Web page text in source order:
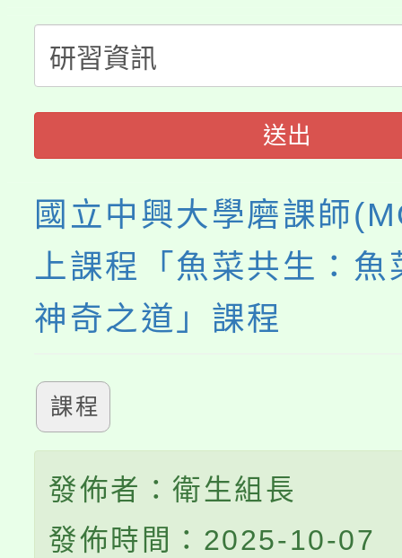
程，歡迎學生輔導中心
心理、諮商輔導、社會
系所師生報名參加。
縣市「校園短影音徵選
門員」簡章及活動海報
踴躍報名參加。
要點
「桃園市補助參觀特色
展演活動實施計畫」
義教育推展貢獻獎」
送出
國立中興大學磨課師
上課程「魚菜共生：魚
神奇之道」課程
課程
發佈者：衛生組長
發佈時間：2025-10-07